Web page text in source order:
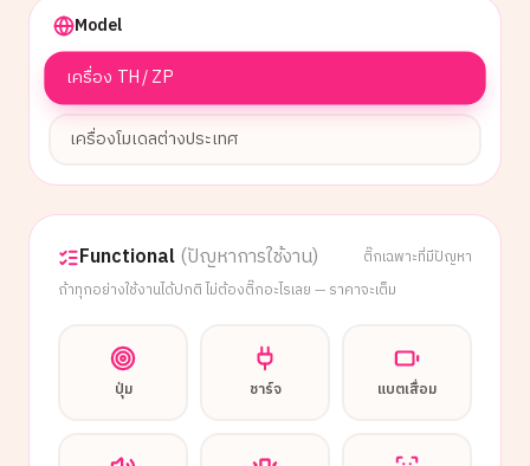
Model
เครื่อง TH / ZP
เครื่องโมเดลต่างประเทศ
Functional(ปัญหาการใช้งาน)
ติ๊กเฉพาะที่มีปัญหา
ถ้าทุกอย่างใช้งานได้ปกติ ไม่ต้องติ๊กอะไรเลย — ราคาจะเต็ม
ปุ่ม ชาร์จ แบตเสื่อม